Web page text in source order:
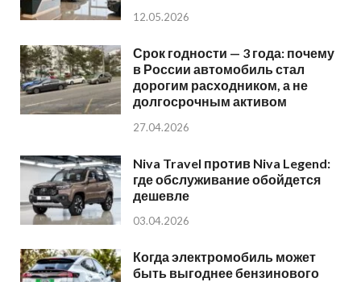
12.05.2026
Срок годности — 3 года: почему
в России автомобиль стал
дорогим расходником, а не
долгосрочным активом
27.04.2026
Niva Travel против Niva Legend:
где обслуживание обойдется
дешевле
03.04.2026
Когда электромобиль может
быть выгоднее бензинового